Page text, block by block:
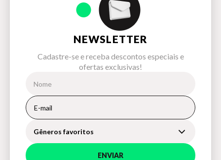
NEWSLETTER
Cadastre-se e receba descontos especiais e
ofertas exclusivas!
Gêneros favoritos
ENVIAR